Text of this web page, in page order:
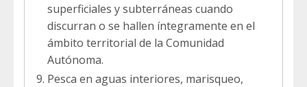
superficiales y subterráneas cuando
discurran o se hallen íntegramente en el
ámbito territorial de la Comunidad
Autónoma.
Pesca en aguas interiores, marisqueo,